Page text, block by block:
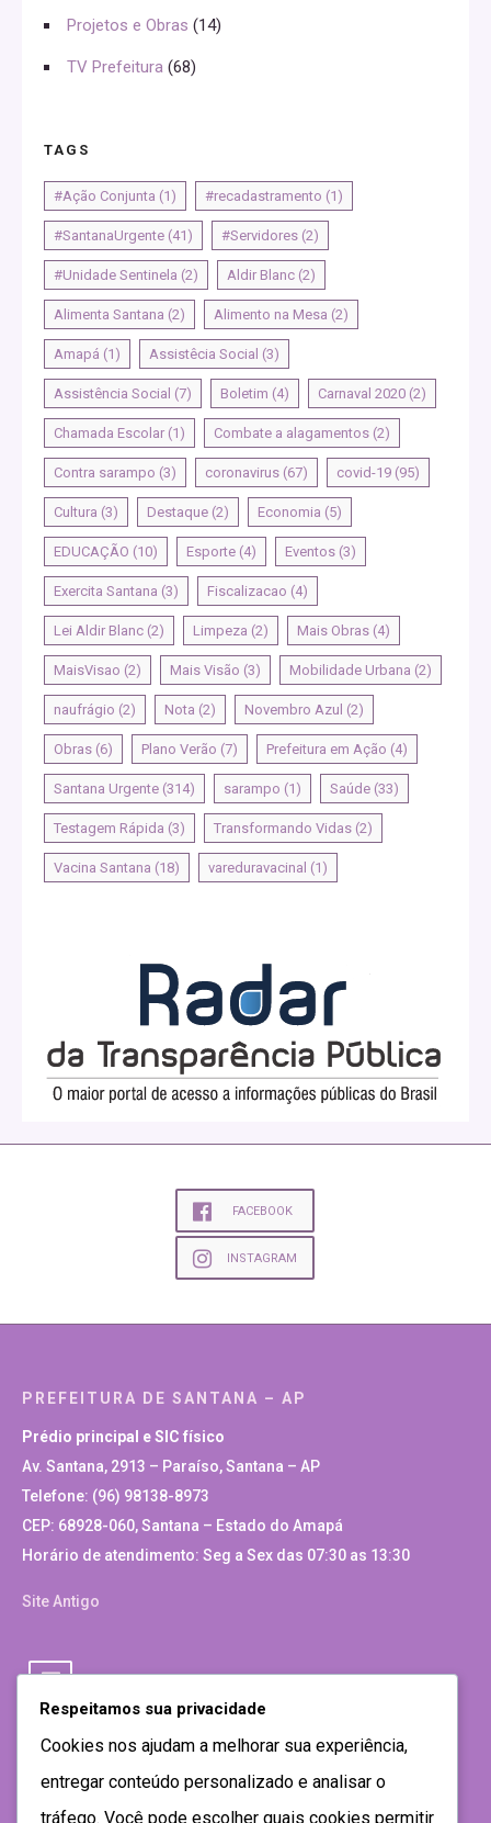
Projetos e Obras (14)
TV Prefeitura (68)
TAGS
#Ação Conjunta (1) #recadastramento (1)
#SantanaUrgente (41) #Servidores (2)
#Unidade Sentinela (2) Aldir Blanc (2)
Alimenta Santana (2) Alimento na Mesa (2)
Amapá (1) Assistêcia Social (3)
Assistência Social (7) Boletim (4) Carnaval 2020 (2)
Chamada Escolar (1) Combate a alagamentos (2)
Contra sarampo (3) coronavirus (67) covid-19 (95)
Cultura (3) Destaque (2) Economia (5)
EDUCAÇÃO (10) Esporte (4) Eventos (3)
Exercita Santana (3) Fiscalizacao (4)
Lei Aldir Blanc (2) Limpeza (2) Mais Obras (4)
MaisVisao (2) Mais Visão (3) Mobilidade Urbana (2)
naufrágio (2) Nota (2) Novembro Azul (2)
Obras (6) Plano Verão (7) Prefeitura em Ação (4)
Santana Urgente (314) sarampo (1) Saúde (33)
Testagem Rápida (3) Transformando Vidas (2)
Vacina Santana (18) vareduravacinal (1)
FACEBOOK
INSTAGRAM
PREFEITURA DE SANTANA – AP
Prédio principal e SIC físico
Av. Santana, 2913 – Paraíso, Santana – AP
Telefone: (96) 98138-8973
CEP: 68928-060, Santana – Estado do Amapá
Horário de atendimento: Seg a Sex das 07:30 as 13:30
Site Antigo
Respeitamos sua privacidade
Cookies nos ajudam a melhorar sua experiência,
entregar conteúdo personalizado e analisar o
tráfego. Você pode escolher quais cookies permitir